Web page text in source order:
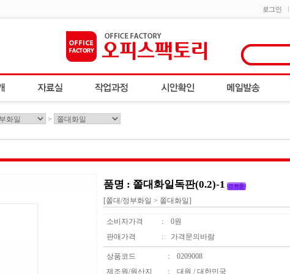
로그인
>
품명 : 쫄대화일독판(0.2)-1
[쫄대/정부화일 > 쫄대화일]
소비자가격 :
0원
판매가격
: 가격문의바람
상품코드 :
0209008
제조원/원산지
: 대원 / 대한민국